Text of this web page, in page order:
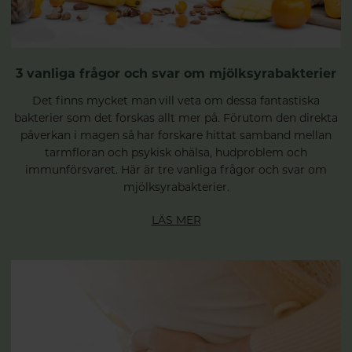
3 vanliga frågor och svar om mjölksyrabakterier
Det finns mycket man vill veta om dessa fantastiska
bakterier som det forskas allt mer på. Förutom den direkta
påverkan i magen så har forskare hittat samband mellan
tarmfloran och psykisk ohälsa, hudproblem och
immunförsvaret. Här är tre vanliga frågor och svar om
mjölksyrabakterier.
LÄS MER